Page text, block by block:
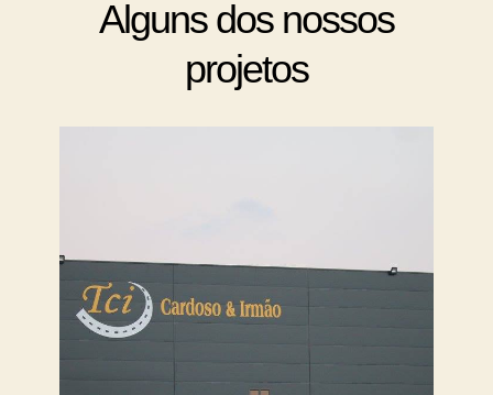
Alguns dos nossos
projetos